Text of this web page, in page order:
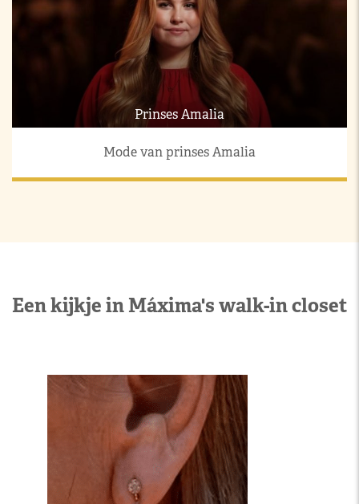
Prinses Amalia
Mode van prinses Amalia
Een kijkje in Máxima's walk-in closet